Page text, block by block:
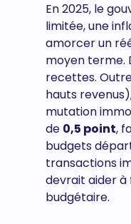
En 2025, le
limitée, une
amorcer un
moyen terme.
recettes.
hauts
mutation
de 0,5 point,
budgets
transactions
devrait aider à
budgétaire.